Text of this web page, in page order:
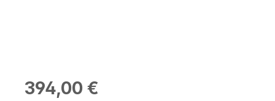
Regulärer Preis:
394,00 €